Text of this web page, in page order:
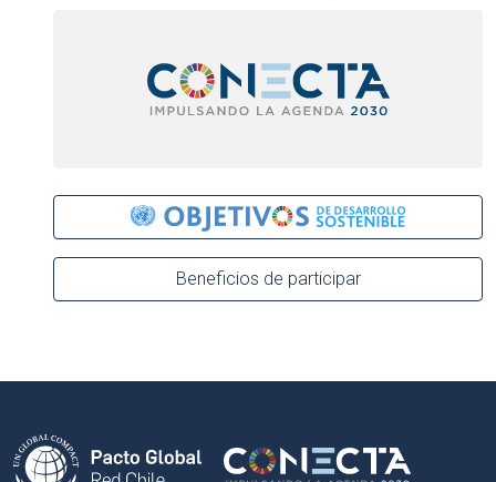
Beneficios de participar